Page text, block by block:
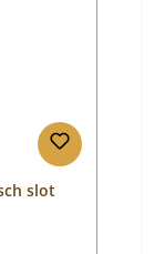
slot